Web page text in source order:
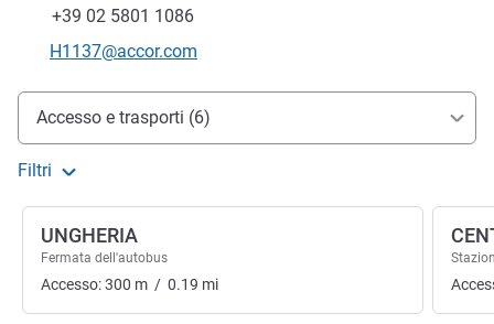
Fax
+39 02 5801 1086
E-mail di contatto
H1137@accor.com
Accesso e trasporti
Accesso e trasporti (6)
Filtri
UNGHERIA
Fermata dell'autobus
Accesso:300 m / 0.19 mi